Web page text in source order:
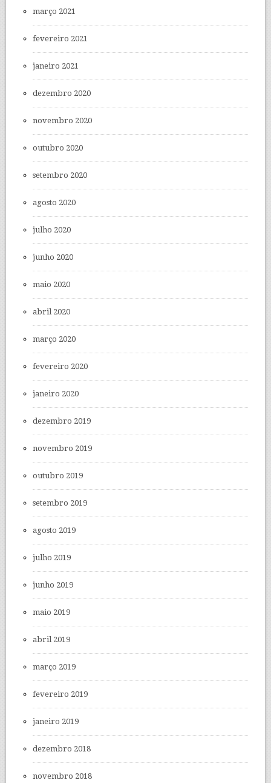
março 2021
fevereiro 2021
janeiro 2021
dezembro 2020
novembro 2020
outubro 2020
setembro 2020
agosto 2020
julho 2020
junho 2020
maio 2020
abril 2020
março 2020
fevereiro 2020
janeiro 2020
dezembro 2019
novembro 2019
outubro 2019
setembro 2019
agosto 2019
julho 2019
junho 2019
maio 2019
abril 2019
março 2019
fevereiro 2019
janeiro 2019
dezembro 2018
novembro 2018